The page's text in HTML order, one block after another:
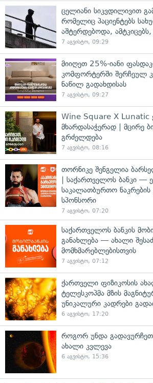
ცელიანი სიკვდილივით
რომელიც პაციენტებს
აშტერდებოდა,
7 აგვისტო, 09:29
მიიღეთ 25%-იანი
კომფორტერში შერჩეულ
ნაწილ გადახდისას
7 აგვისტო, 09:27
Wine Square X Lunatic
მხარდასაჭერად | მცირე
გრძელდება
7 აგვისტო, 08:16
თორნიკე შენგელია
| საქართველოს ბანკი —
საკალათბურთო
სპონსორი
7 აგვისტო, 07:20
საქართველოს ბანკის
განახლება — ახალი
მომხმარებლებისთვის
7 აგვისტო, 07:12
ქართველი ფიზიკოსის
ტელესკოპმა მზის
უნიკალური კადრები
6 აგვისტო, 17:20
როგორ უნდა
ახალი კვლევა
6 აგვისტო, 15:36